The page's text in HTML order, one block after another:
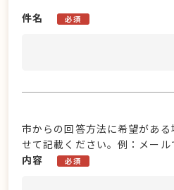
件名 必須
市からの回答方法に希望があ
せて記載ください。例：メー
内容
必須